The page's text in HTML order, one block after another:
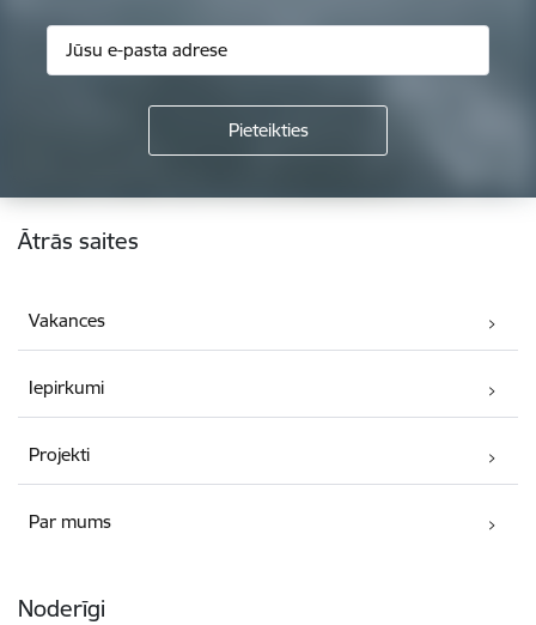
Kājene
Ātrās saites
Vakances
Iepirkumi
Projekti
Par mums
Noderīgi